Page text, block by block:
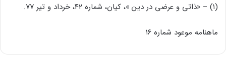
(۱) – «ذاتى و عرضى در دین »، کیان، شماره ۴۲، خرداد و تیر ۷۷.
ماهنامه موعود شماره ۱۶